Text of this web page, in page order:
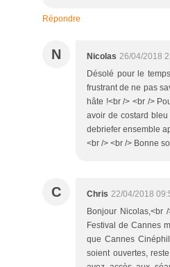
Répondre
N Nicolas 26/04/2018
Désolé pour le
frustrant de ne pas
hâte !<br /> <br />
avoir de costard
debriefer ensemble
<br /> <br /> Bonne
C Chris 22/04/2018
Bonjour Nicolas,<br
Festival de Cannes
que Cannes
soient ouvertes,